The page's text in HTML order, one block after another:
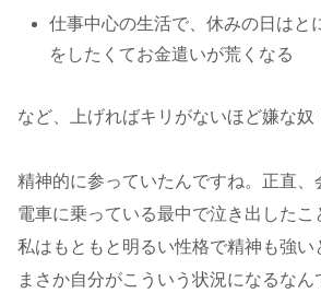
仕事中心の生活で、休みの日はと
をしたくてお金遣いが荒くなる
など、上げればキリがないほど嫌な奴
精神的に参っていたんですね。正直、
電車に乗っている最中で泣き出したこ
私はもともと明るい性格で精神も強い
まさか自分がこういう状況になるなん